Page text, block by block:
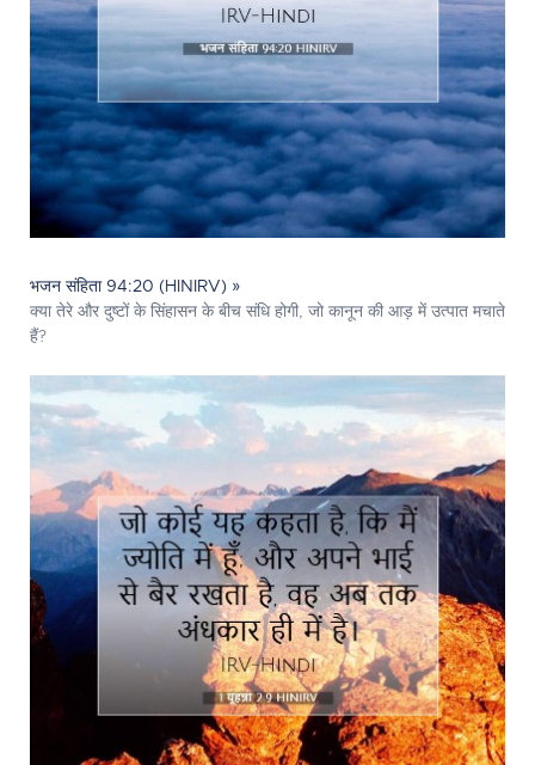
भजन संहिता 94:20 (HINIRV) »
क्या तेरे और दुष्टों के सिंहासन के बीच संधि होगी, जो कानून की आड़ में उत्पात मचाते
हैं?